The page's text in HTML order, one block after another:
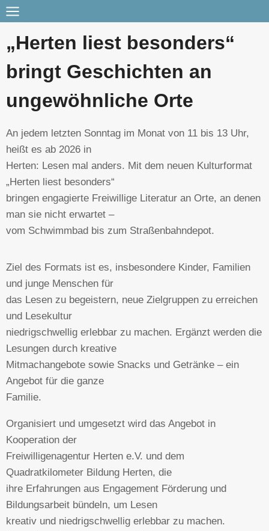
„Herten liest besonders“
bringt Geschichten an
ungewöhnliche Orte
An jedem letzten Sonntag im Monat von 11 bis 13 Uhr,
heißt es ab 2026 in
Herten: Lesen mal anders. Mit dem neuen Kulturformat
„Herten liest besonders“
bringen engagierte Freiwillige Literatur an Orte, an denen
man sie nicht erwartet –
vom Schwimmbad bis zum Straßenbahndepot.
Ziel des Formats ist es, insbesondere Kinder, Familien
und junge Menschen für
das Lesen zu begeistern, neue Zielgruppen zu erreichen
und Lesekultur
niedrigschwellig erlebbar zu machen. Ergänzt werden die
Lesungen durch kreative
Mitmachangebote sowie Snacks und Getränke – ein
Angebot für die ganze
Familie.
Organisiert und umgesetzt wird das Angebot in
Kooperation der
Freiwilligenagentur Herten e.V. und dem
Quadratkilometer Bildung Herten, die
ihre Erfahrungen aus Engagement Förderung und
Bildungsarbeit bündeln, um Lesen
kreativ und niedrigschwellig erlebbar zu machen.